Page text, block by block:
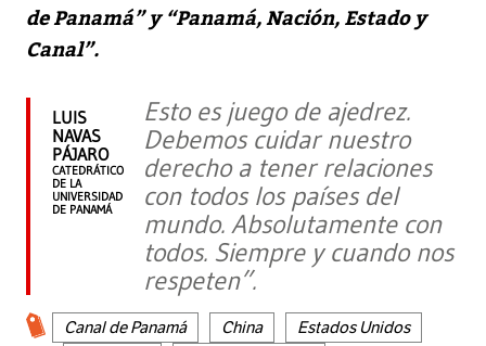
de Panamá” y “Panamá, Nación, Estado y
Canal”.
LUIS
NAVAS
PÁJARO
CATEDRÁTICO
DE LA
UNIVERSIDAD
DE PANAMÁ
Esto es juego de ajedrez.
Debemos cuidar nuestro
derecho a tener relaciones
con todos los países del
mundo. Absolutamente con
todos. Siempre y cuando nos
respeten”.
Canal de Panamá China
Estados Unidos